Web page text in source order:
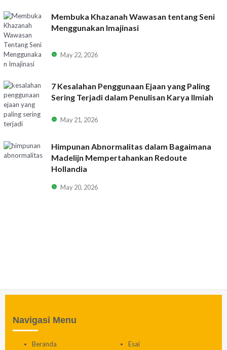
Membuka Khazanah Wawasan tentang Seni
Menggunakan Imajinasi
May 22, 2026
7 Kesalahan Penggunaan Ejaan yang Paling
Sering Terjadi dalam Penulisan Karya Ilmiah
May 21, 2026
Himpunan Abnormalitas dalam Bagaimana
Madelijn Mempertahankan Redoute
Hollandia
May 20, 2026
Navigasi Menu
Beranda Esai